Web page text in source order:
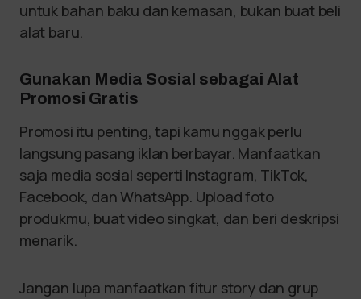
untuk bahan baku dan kemasan, bukan buat beli
alat baru.
Gunakan Media Sosial sebagai Alat
Promosi Gratis
Promosi itu penting, tapi kamu nggak perlu
langsung pasang iklan berbayar. Manfaatkan
saja media sosial seperti Instagram, TikTok,
Facebook, dan WhatsApp. Upload foto
produkmu, buat video singkat, dan beri deskripsi
menarik.
Jangan lupa manfaatkan fitur story dan grup